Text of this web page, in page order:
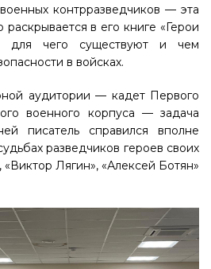
контрразведчиков — эта
в его книге «Герои
для чего существуют и чем
в войсках.
аудитории — кадет Первого
военного корпуса — задача
писатель справился вполне
разведчиков героев своих
«Виктор Лягин», «Алексей Ботян»